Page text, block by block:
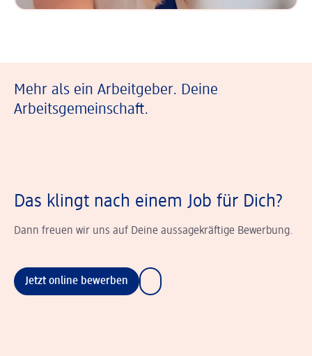
Mehr als ein Arbeitgeber. Deine
Arbeitsgemeinschaft.
Das klingt nach einem Job für Dich?
Dann freuen wir uns auf Deine aussagekräftige Bewerbung.
Jetzt online bewerben